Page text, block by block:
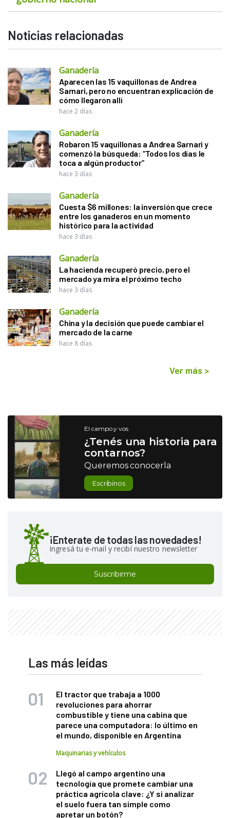
Noticias relacionadas
Ganadería
Aparecen las 15 vaquillonas de Andrea
Sarnari, pero no encuentran explicación de
cómo llegaron allí
hace 2 días
Ganadería
Robaron 15 vaquillonas a Andrea Sarnari y
comenzó la búsqueda: “Todos los días le
toca a algún productor”
hace 3 días
Ganadería
Cuesta $6 millones: la inversión que crece
entre los ganaderos en un momento
histórico para la actividad
hace 3 días
Ganadería
La hacienda recuperó precio, pero el
mercado ya mira el próximo techo
hace 3 días
Ganadería
China y la decisión que puede cambiar el
mercado de la carne
hace 8 días
Ver más >
El campo y vos
¿Tenés una historia para
contarnos?
Queremos conocerla
Escribinos
¡Enterate de todas las novedades!
Ingresá tu e-mail y recibí nuestro newsletter
Suscribirme
Las más leídas
El tractor que trabaja a 1000
revoluciones para ahorrar
combustible y tiene una cabina que
parece una computadora: lo último en
el mundo, disponible en Argentina
Maquinarias y vehículos
Llegó al campo argentino una
tecnología que promete cambiar una
práctica agrícola clave: ¿Y si analizar
el suelo fuera tan simple como
apretar un botón?